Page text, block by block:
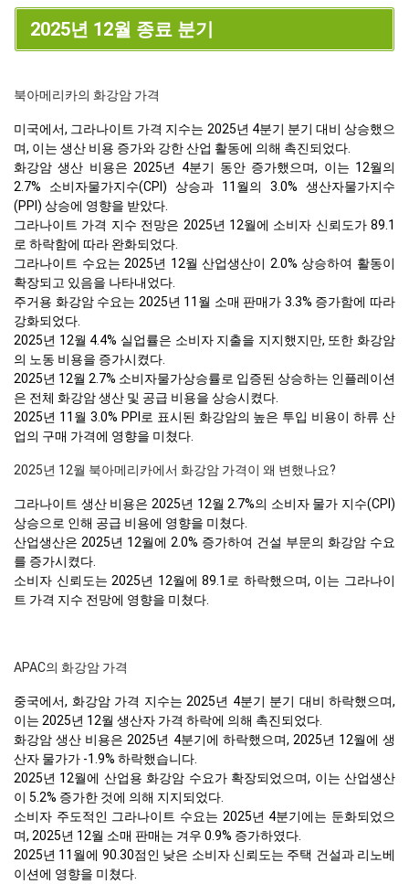
2025년 12월 종료 분기
북아메리카의 화강암 가격
미국에서, 그라나이트 가격 지수는 2025년 4분기 분기 대비 상승했으
며, 이는 생산 비용 증가와 강한 산업 활동에 의해 촉진되었다.
화강암 생산 비용은 2025년 4분기 동안 증가했으며, 이는 12월의
2.7% 소비자물가지수(CPI) 상승과 11월의 3.0% 생산자물가지수
(PPI) 상승에 영향을 받았다.
그라나이트 가격 지수 전망은 2025년 12월에 소비자 신뢰도가 89.1
로 하락함에 따라 완화되었다.
그라나이트 수요는 2025년 12월 산업생산이 2.0% 상승하여 활동이
확장되고 있음을 나타내었다.
주거용 화강암 수요는 2025년 11월 소매 판매가 3.3% 증가함에 따라
강화되었다.
2025년 12월 4.4% 실업률은 소비자 지출을 지지했지만, 또한 화강암
의 노동 비용을 증가시켰다.
2025년 12월 2.7% 소비자물가상승률로 입증된 상승하는 인플레이션
은 전체 화강암 생산 및 공급 비용을 상승시켰다.
2025년 11월 3.0% PPI로 표시된 화강암의 높은 투입 비용이 하류 산
업의 구매 가격에 영향을 미쳤다.
2025년 12월 북아메리카에서 화강암 가격이 왜 변했나요?
그라나이트 생산 비용은 2025년 12월 2.7%의 소비자 물가 지수(CPI)
상승으로 인해 공급 비용에 영향을 미쳤다.
산업생산은 2025년 12월에 2.0% 증가하여 건설 부문의 화강암 수요
를 증가시켰다.
소비자 신뢰도는 2025년 12월에 89.1로 하락했으며, 이는 그라나이
트 가격 지수 전망에 영향을 미쳤다.
APAC의 화강암 가격
중국에서, 화강암 가격 지수는 2025년 4분기 분기 대비 하락했으며,
이는 2025년 12월 생산자 가격 하락에 의해 촉진되었다.
화강암 생산 비용은 2025년 4분기에 하락했으며, 2025년 12월에 생
산자 물가가 -1.9% 하락했습니다.
2025년 12월에 산업용 화강암 수요가 확장되었으며, 이는 산업생산
이 5.2% 증가한 것에 의해 지지되었다.
소비자 주도적인 그라나이트 수요는 2025년 4분기에는 둔화되었으
며, 2025년 12월 소매 판매는 겨우 0.9% 증가하였다.
2025년 11월에 90.30점인 낮은 소비자 신뢰도는 주택 건설과 리노베
이션에 영향을 미쳤다.